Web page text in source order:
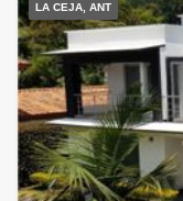
LA CEJA, ANT